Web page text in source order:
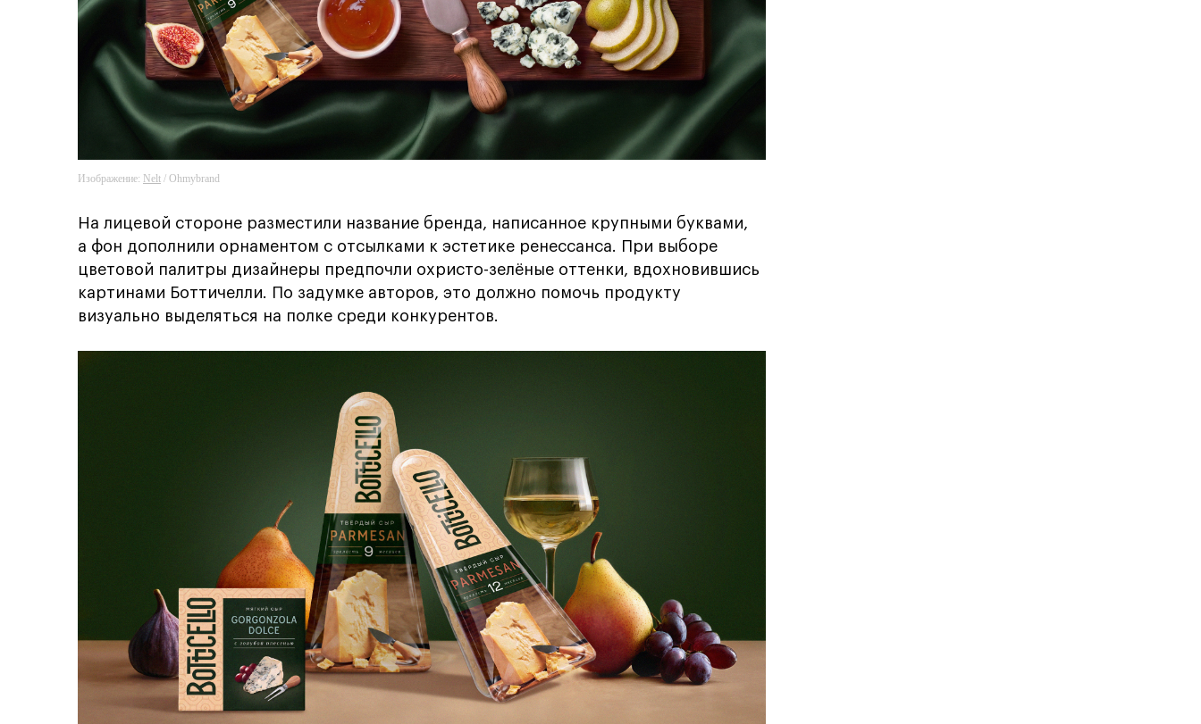
Изображение: Nelt / Ohmybrand
На лицевой стороне разместили название бренда, написанное крупными буквами,
а фон дополнили орнаментом с отсылками к эстетике ренессанса. При выборе
цветовой палитры дизайнеры предпочли охристо-зелёные оттенки, вдохновившись
картинами Боттичелли. По задумке авторов, это должно помочь продукту
визуально выделяться на полке среди конкурентов.